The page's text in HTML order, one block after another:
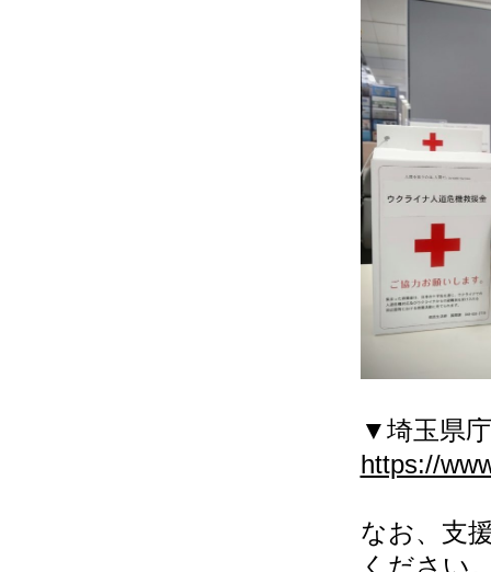
▼埼玉県
https://
なお、支
ください